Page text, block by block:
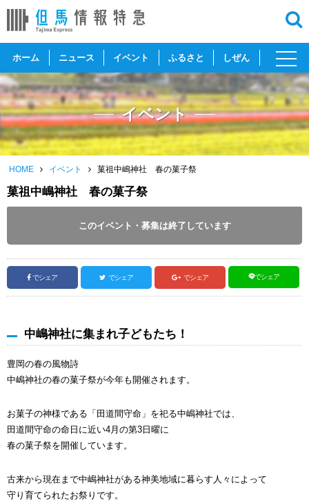
ホーム ニュース イベント ふるさと しぜん
toggle
イベント
HOME イベント 菓祖中嶋神社 春の菓子祭
菓祖中嶋神社 春の菓子祭
このイベント・募集は終了しています
でシェア でシェア でシェア でシェア
中嶋神社に集まれ子どもたち！
豊岡の春の風物詩
中嶋神社の春の菓子祭が今年も開催されます。
お菓子の神様である「田道間守命」を祀る中嶋神社では、
田道間守命の命日に近い4月の第3日曜に
春の菓子祭を開催しています。
古来から現在まで中嶋神社がある神美地域に暮らす人々によって
守り育てられたお祭りです。